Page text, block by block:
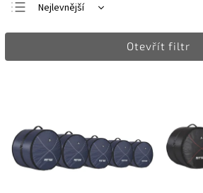
Nejlevnější
Nejdražší
Otevřít filtr